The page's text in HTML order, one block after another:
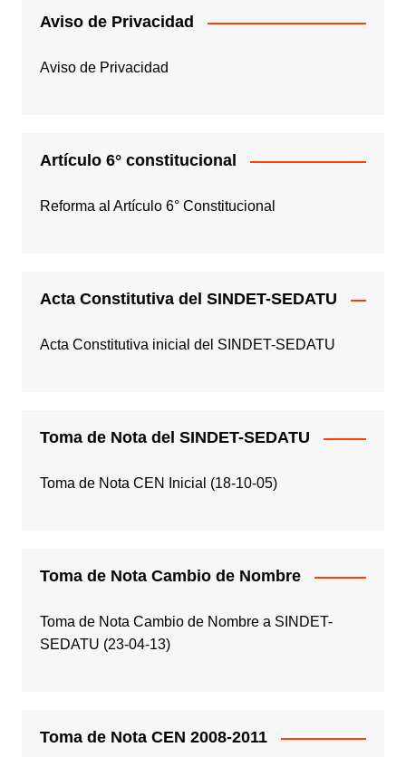
Aviso de Privacidad
Aviso de Privacidad
Artículo 6° constitucional
Reforma al Artículo 6° Constitucional
Acta Constitutiva del SINDET-SEDATU
Acta Constitutiva inicial del SINDET-SEDATU
Toma de Nota del SINDET-SEDATU
Toma de Nota CEN Inicial (18-10-05)
Toma de Nota Cambio de Nombre
Toma de Nota Cambio de Nombre a SINDET-
SEDATU (23-04-13)
Toma de Nota CEN 2008-2011